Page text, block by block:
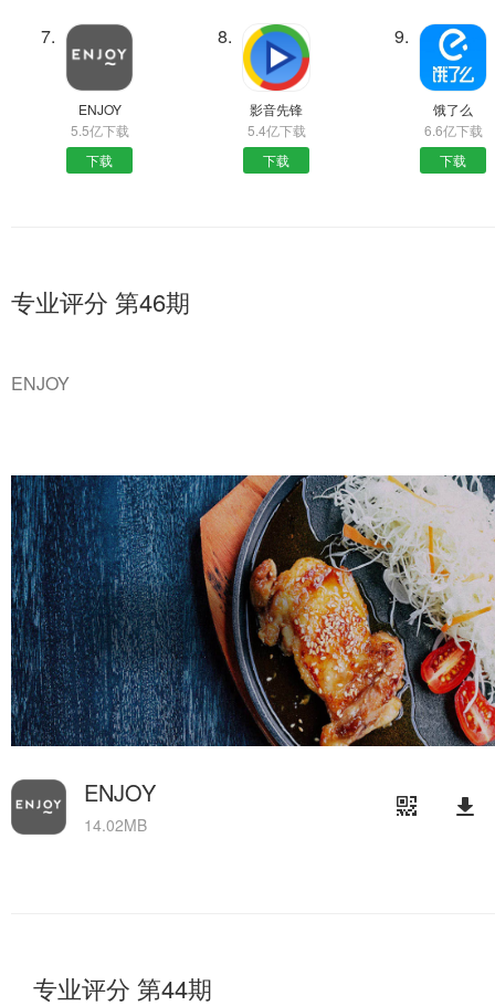
7.
ENJOY
5.5亿下载
下载
8.
影音先锋
5.4亿下载
下载
9.
饿了么
6.6亿下载
下载
专业评分 第46期
ENJOY
ENJOY
14.02MB
专业评分 第44期